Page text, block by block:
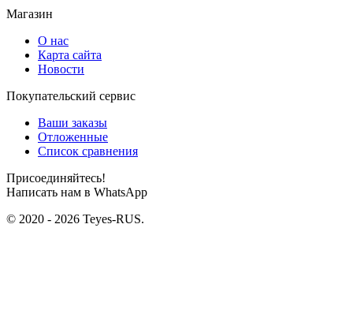
Магазин
О нас
Карта сайта
Новости
Покупательский сервис
Ваши заказы
Отложенные
Список сравнения
Присоединяйтесь!
Написать нам в WhatsApp
© 2020 - 2026 Teyes-RUS.